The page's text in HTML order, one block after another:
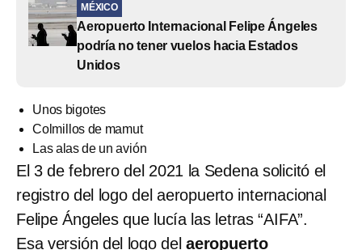
MÉXICO
Aeropuerto Internacional Felipe Ángeles
podría no tener vuelos hacia Estados
Unidos
Unos bigotes
Colmillos de mamut
Las alas de un avión
El 3 de febrero del 2021 la Sedena solicitó el
registro del logo del aeropuerto internacional
Felipe Ángeles que lucía las letras “AIFA”.
Esa versión del logo del aeropuerto